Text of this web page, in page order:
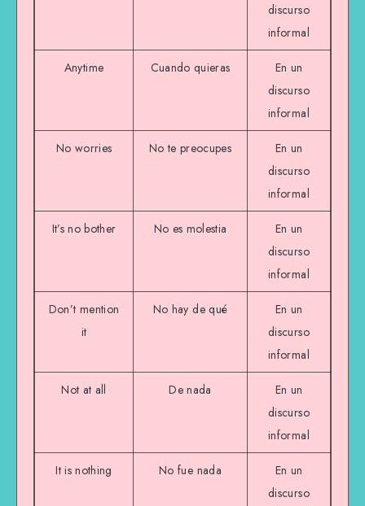
discurso
informal
Anytime Cuando quieras
En un
discurso
informal
No worries No te preocupes
En un
discurso
informal
It’s no bother No es molestia
En un
discurso
informal
Don’t mention
it
No hay de qué
En un
discurso
informal
Not at all De nada
En un
discurso
informal
It is nothing No fue nada
En un
discurso